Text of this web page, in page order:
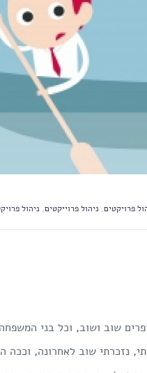
פרויקטים, ניהול פרוייקטים, ניהול
שוב ושוב, וכל בני
נזכרתי שוב לאחרונה, וככה